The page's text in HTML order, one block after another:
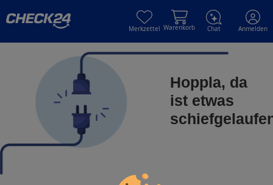
Merkzettel Warenkorb Chat Anmelden
Hoppla, da
ist etwas